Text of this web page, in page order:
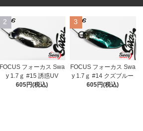
2
FOCUS フォーカス Swa
y 1.7ｇ #15 誘惑UV
605円(税込)
3
FOCUS フォーカス Swa
y 1.7ｇ #14 クズブルー
605円(税込)